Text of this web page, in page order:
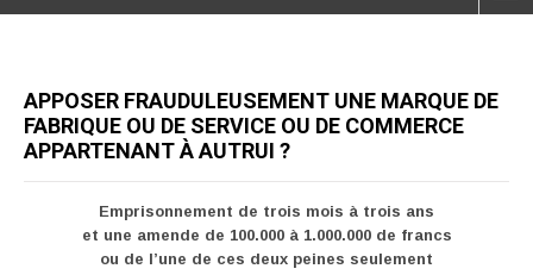
APPOSER FRAUDULEUSEMENT UNE MARQUE DE
FABRIQUE OU DE SERVICE OU DE COMMERCE
APPARTENANT À AUTRUI ?
Emprisonnement de trois mois à trois ans
et une amende de 100.000 à 1.000.000 de francs
ou de l’une de ces deux peines seulement